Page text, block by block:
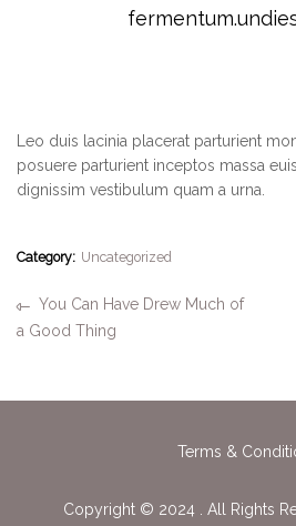
Leo duis lacinia placerat parturient
posuere parturient inceptos massa
dignissim vestibulum quam a urna.
Category: Uncategorized
You Can Have Drew Much of
a Good Thing
Terms &
Copyright © 2024 . All Rights